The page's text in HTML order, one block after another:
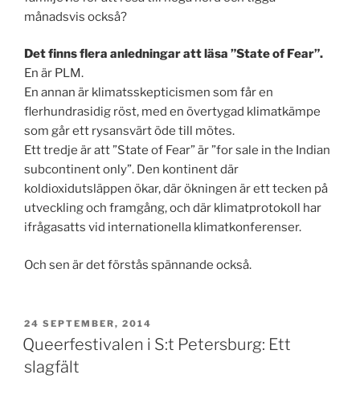
månadsvis också?
Det finns flera anledningar att läsa ”State of Fear”.
En är PLM.
En annan är klimatsskepticismen som får en
flerhundrasidig röst, med en övertygad klimatkämpe
som går ett rysansvärt öde till mötes.
Ett tredje är att ”State of Fear” är ”for sale in the Indian
subcontinent only”. Den kontinent där
koldioxidutsläppen ökar, där ökningen är ett tecken på
utveckling och framgång, och där klimatprotokoll har
ifrågasatts vid internationella klimatkonferenser.
Och sen är det förstås spännande också.
PUBLICERAT
24 SEPTEMBER, 2014
Queerfestivalen i S:t Petersburg: Ett
slagfält